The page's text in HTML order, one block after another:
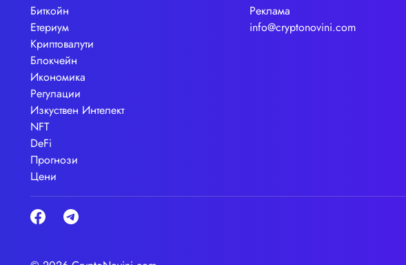
Биткойн
Етериум
Криптовалути
Блокчейн
Икономика
Регулации
Изкуствен Интелект
NFT
DeFi
Прогнози
Цени
Реклама
info@cryptonovini.com